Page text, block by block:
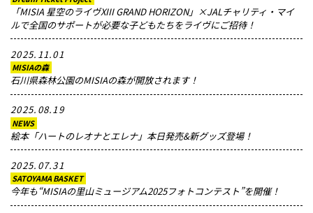
「MISIA 星空のライヴXIII GRAND HORIZON」×JALチャリティ・マイ
ルで全国のサポートが必要な子どもたちをライヴにご招待！
2025.11.01
MISIAの森
石川県森林公園のMISIAの森が開放されます！
2025.08.19
NEWS
絵本「ハートのレオナとエレナ」本日発売&新グッズ登場！
2025.07.31
SATOYAMA BASKET
今年も“MISIAの里山ミュージアム2025フォトコンテスト”を開催！